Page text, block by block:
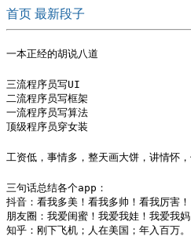
首页 最新段子
一本正经的胡说八道
三流程序员写UI
二流程序员写框架
一流程序员写算法
顶级程序员穿女装
工资低，事情多，整天画大饼，讲情怀
三句话总结各个app：
抖音：看我多美！看我多帅！看我厉害！
朋友圈：我爱闺蜜！我爱我娃！我爱我妈
知乎：刚下飞机；人在美国；年入百万。